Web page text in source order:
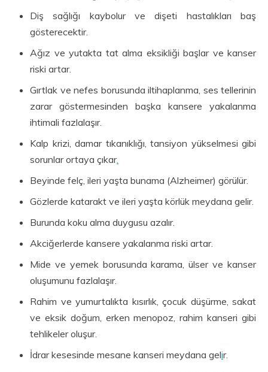
Diş sağlığı kaybolur ve dişeti hastalıkları baş
gösterecektir.
Ağız ve yutakta tat alma eksikliği başlar ve kanser
riski artar.
Gırtlak ve nefes borusunda iltihaplanma, ses tellerinin
zarar göstermesinden başka kansere yakalanma
ihtimali fazlalaşır.
Kalp krizi, damar tıkanıklığı, tansiyon yükselmesi gibi
sorunlar ortaya çıkar.
Beyinde felç, ileri yaşta bunama (Alzheimer) görülür.
Gözlerde katarakt ve ileri yaşta körlük meydana gelir.
Burunda koku alma duygusu azalır.
Akciğerlerde kansere yakalanma riski artar.
Mide ve yemek borusunda karama, ülser ve kanser
oluşumunu fazlalaşır.
Rahim ve yumurtalıkta kısırlık, çocuk düşürme, sakat
ve eksik doğum, erken menopoz, rahim kanseri gibi
tehlikeler oluşur.
İdrar kesesinde mesane kanseri meydana gelir.